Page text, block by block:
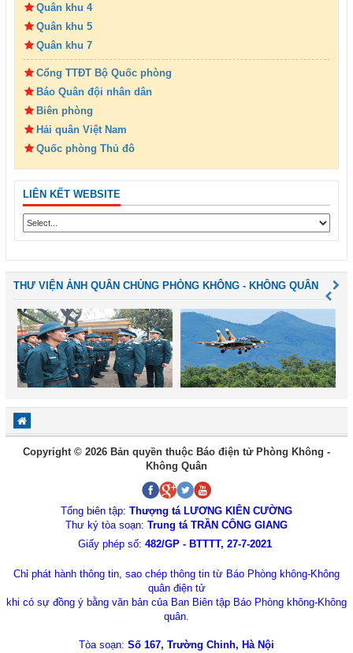
Quân khu 4
Quân khu 5
Quân khu 7
Cổng TTĐT Bộ Quốc phòng
Báo Quân đội nhân dân
Biên phòng
Hải quân Việt Nam
Quốc phòng Thủ đô
LIÊN KẾT WEBSITE
THƯ VIỆN ẢNH QUÂN CHỦNG PHÒNG KHÔNG - KHÔNG QUÂN
Copyright © 2026 Bản quyền thuộc Báo điện tử Phòng Không -
Không Quân
Tổng biên tập: Thượng tá LƯƠNG KIÊN CƯỜNG
Thư ký tòa soạn: Trung tá TRẦN CÔNG GIANG
Giấy phép số: 482/GP - BTTTT, 27-7-2021
Chỉ phát hành thông tin, sao chép thông tin từ Báo Phòng không-Không
quân điện tử
khi có sự đồng ý bằng văn bản của Ban Biên tập Báo Phòng không-Không
quân.
Tòa soạn: Số 167, Trường Chinh, Hà Nội